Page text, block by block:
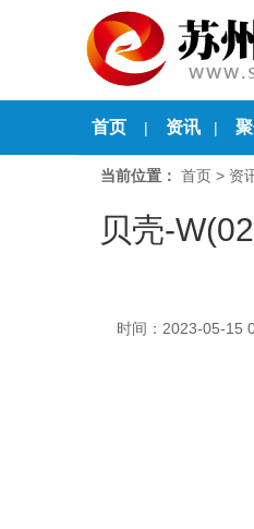
首页 | 资讯 |
当前位置： 首页 > 资
贝壳-
时间：2023-05-15